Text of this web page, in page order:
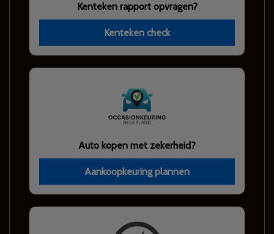
Kenteken rapport opvragen?
Kenteken check
Auto kopen met zekerheid?
Aankoopkeuring plannen